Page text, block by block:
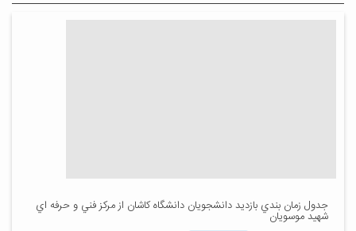
جدول زمان بندي بازديد دانشجويان دانشگاه كاشان از مركز فني و حرفه اي
شهيد موسويان